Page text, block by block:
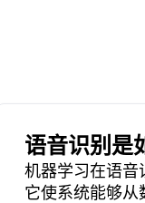
语音识别是
机器学习在语音
它使系统能够从